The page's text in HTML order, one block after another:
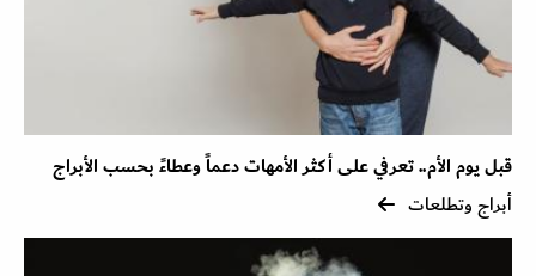
قبل يوم الأم.. تعرفي على أكثر الأمهات دعماً وعطاءً بحسب الأبراج
أبراج وتطلعات